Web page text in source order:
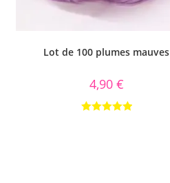
Lot de 100 plumes mauves
4,90 €